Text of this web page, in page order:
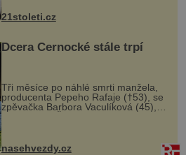
k dostatečně přesnému zacílení ...
21stoleti.cz
Dcera Černocké stále trpí
Tři měsíce po náhlé smrti manžela,
producenta Pepeho Rafaje (†53), se
zpěvačka Barbora Vaculíková (45),
dcera Petry Černocké (75), poprvé
ozvala veřejnosti. Na sociální síti
sdílela, že se snaží fung...
nasehvezdy.cz